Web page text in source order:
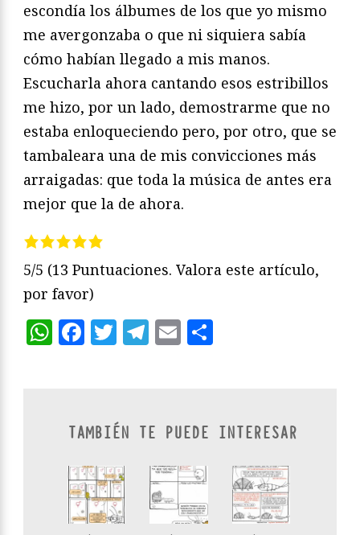
escondía los álbumes de los que yo mismo
me avergonzaba o que ni siquiera sabía
cómo habían llegado a mis manos.
Escucharla ahora cantando esos estribillos
me hizo, por un lado, demostrarme que no
estaba enloqueciendo pero, por otro, que se
tambaleara una de mis convicciones más
arraigadas: que toda la música de antes era
mejor que la de ahora.
5/5 (13 Puntuaciones. Valora este artículo,
por favor)
WhatsApp
Facebook
Twitter
Telegram
Email
TAMBIÉN TE PUEDE INTERESAR